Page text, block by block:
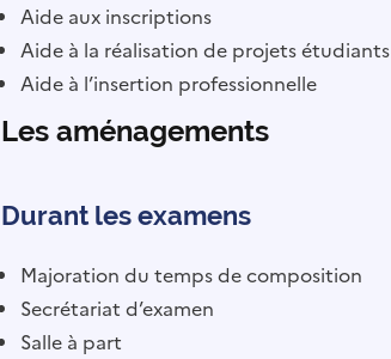
Aide aux inscriptions
Aide à la réalisation de projets étudiants
Aide à l’insertion professionnelle
Les aménagements
Durant les examens
Majoration du temps de composition
Secrétariat d’examen
Salle à part